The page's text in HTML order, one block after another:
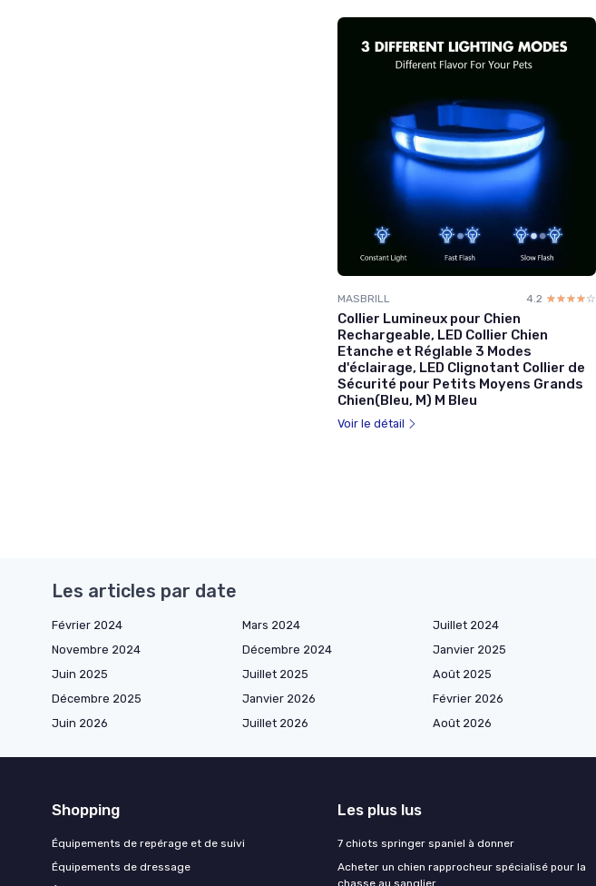
MASBRILL 4.2 ☆☆☆☆☆
★★★★★
Collier Lumineux pour Chien
Rechargeable, LED Collier Chien
Etanche et Réglable 3 Modes
d'éclairage, LED Clignotant Collier de
Sécurité pour Petits Moyens Grands
Chien(Bleu, M) M Bleu
Voir le détail
Les articles par date
Février 2024 Mars 2024 Juillet 2024
Novembre 2024
Décembre 2024 Janvier 2025
Juin 2025
Juillet 2025 Août 2025
Décembre 2025
Janvier 2026 Février 2026
Juin 2026
Juillet 2026 Août 2026
Shopping
Équipements de repérage et de suivi
Équipements de dressage
Les plus lus
7 chiots springer spaniel à donner
Acheter un chien rapprocheur spécialisé pour la